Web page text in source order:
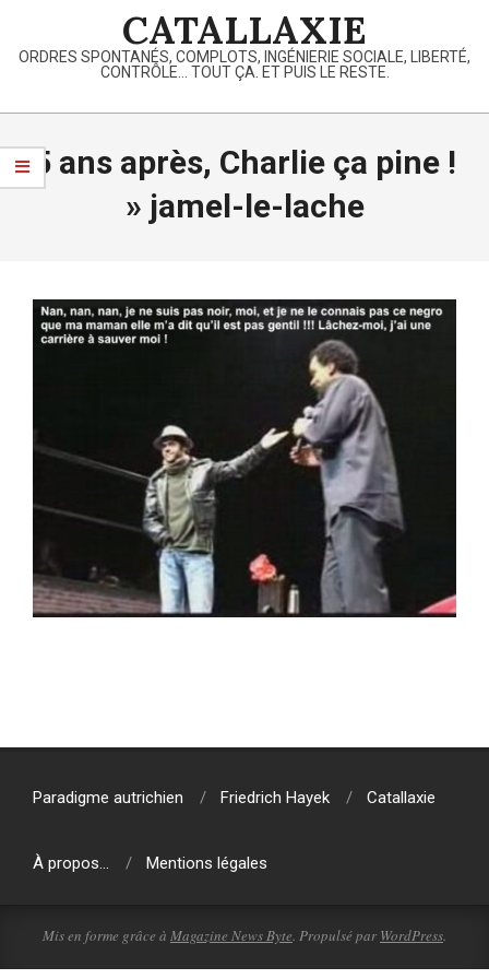
content
CATALLAXIE
ORDRES SPONTANÉS, COMPLOTS, INGÉNIERIE SOCIALE, LIBERTÉ,
CONTRÔLE… TOUT ÇA. ET PUIS LE RESTE.
Primary
Menu
5 ans après, Charlie ça pine !
» jamel-le-lache
01-
Paradigme autrichien
Friedrich Hayek Catallaxie
À propos… Mentions légales
Mis en forme grâce à Magazine News Byte. Propulsé par WordPress.